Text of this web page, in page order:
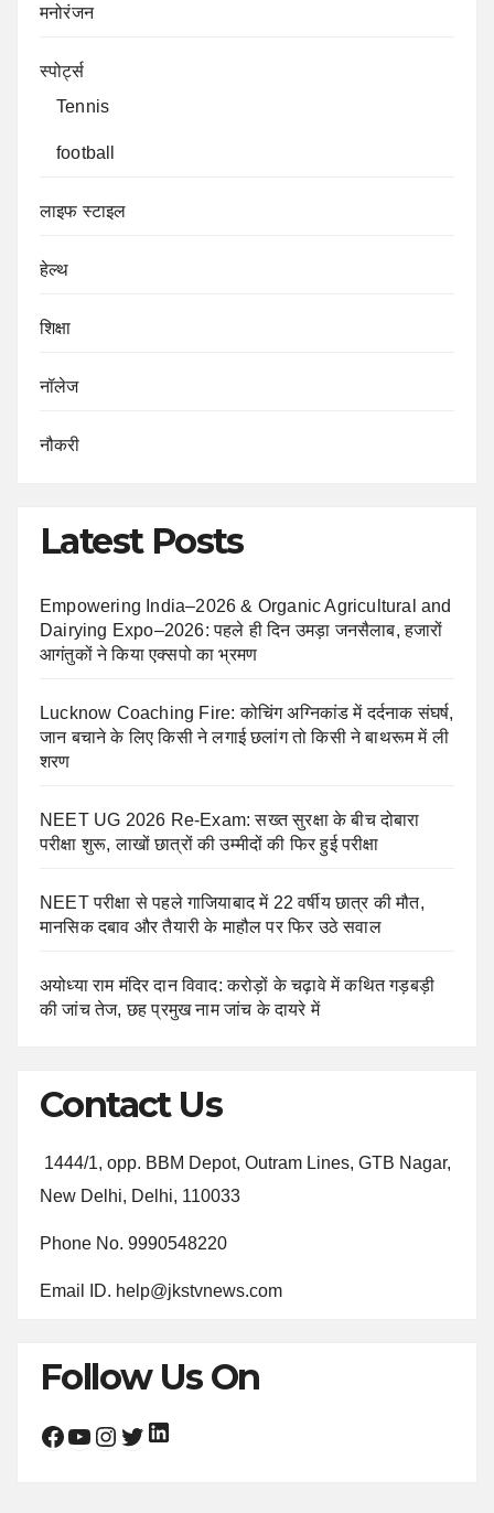
मनोरंजन
स्पोर्ट्स
Tennis
football
लाइफ स्टाइल
हेल्थ
शिक्षा
नॉलेज
नौकरी
Latest Posts
Empowering India–2026 & Organic Agricultural and
Dairying Expo–2026: पहले ही दिन उमड़ा जनसैलाब, हजारों
आगंतुकों ने किया एक्सपो का भ्रमण
Lucknow Coaching Fire: कोचिंग अग्निकांड में दर्दनाक संघर्ष,
जान बचाने के लिए किसी ने लगाई छलांग तो किसी ने बाथरूम में ली
शरण
NEET UG 2026 Re-Exam: सख्त सुरक्षा के बीच दोबारा
परीक्षा शुरू, लाखों छात्रों की उम्मीदों की फिर हुई परीक्षा
NEET परीक्षा से पहले गाजियाबाद में 22 वर्षीय छात्र की मौत,
मानसिक दबाव और तैयारी के माहौल पर फिर उठे सवाल
अयोध्या राम मंदिर दान विवाद: करोड़ों के चढ़ावे में कथित गड़बड़ी
की जांच तेज, छह प्रमुख नाम जांच के दायरे में
Contact Us
1444/1, opp. BBM Depot, Outram Lines, GTB Nagar,
New Delhi, Delhi, 110033
Phone No. 9990548220
Email ID. help@jkstvnews.com
Follow Us On
Facebook YouTube Instagram Twitter LinkedIn